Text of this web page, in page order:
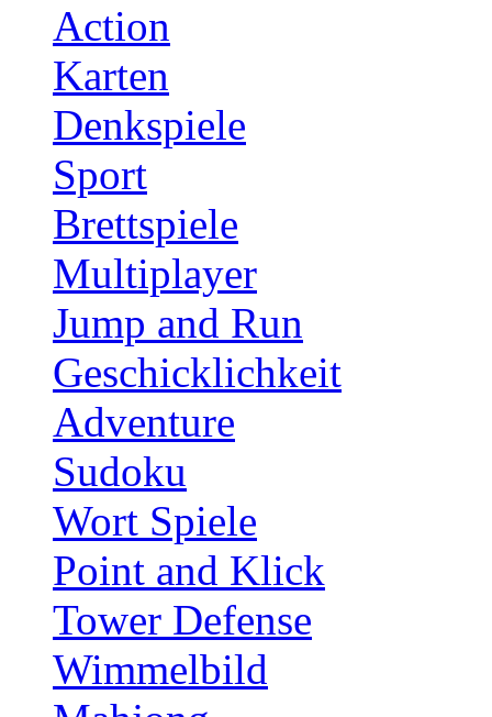
Action
Karten
Denkspiele
Sport
Brettspiele
Multiplayer
Jump and Run
Geschicklichkeit
Adventure
Sudoku
Wort Spiele
Point and Klick
Tower Defense
Wimmelbild